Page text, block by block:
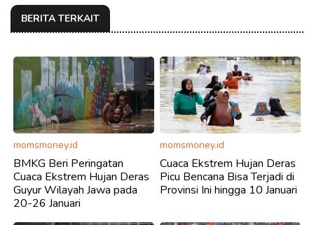
BERITA TERKAIT
momsmoney.id
BMKG Beri Peringatan
Cuaca Ekstrem Hujan Deras
Guyur Wilayah Jawa pada
20-26 Januari
momsmoney.id
Cuaca Ekstrem Hujan Deras
Picu Bencana Bisa Terjadi di
Provinsi Ini hingga 10 Januari